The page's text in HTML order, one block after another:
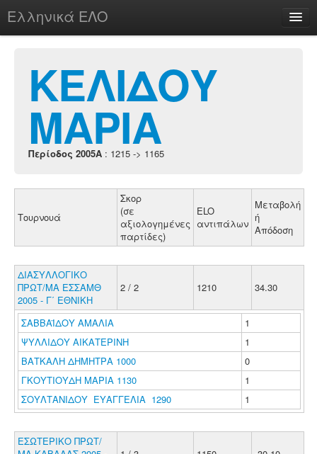
Ελληνικά ΕΛΟ
chesstu.be @ discord
Login
ΚΕΛΙΔΟΥ
ΜΑΡΙΑ
Περίοδος 2005A : 1215 -> 1165
Τουρνουά
Σκορ
(σε
αξιολογημένες
παρτίδες)
ELO
αντιπάλων
Μεταβολή
ή
Απόδοση
ΔΙΑΣΥΛΛΟΓΙΚΟ
ΠΡΩΤ/ΜΑ ΕΣΣΑΜΘ
2005 - Γ΄ ΕΘΝΙΚΗ
2 / 2 1210 34.30
ΣΑΒΒΑΪΔΟΥ ΑΜΑΛΙΑ
1
ΨΥΛΛΙΔΟΥ ΑΙΚΑΤΕΡΙΝΗ
1
ΒΑΤΚΑΛΗ ΔΗΜΗΤΡΑ 1000
0
ΓΚΟΥΤΙΟΥΔΗ ΜΑΡΙΑ 1130
1
ΣΟΥΛΤΑΝΙΔΟΥ ΕΥΑΓΓΕΛΙΑ 1290
1
ΕΣΩΤΕΡΙΚΟ ΠΡΩΤ/